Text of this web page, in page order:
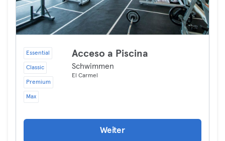
Essential
Classic
Premium
Max
Acceso a Piscina
Schwimmen
El Carmel
Weiter